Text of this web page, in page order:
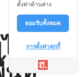
วน์
ตั้งค่าด้านล่าง
ยอมรับทั้งหมด
การตั้งค่าคุกกี้